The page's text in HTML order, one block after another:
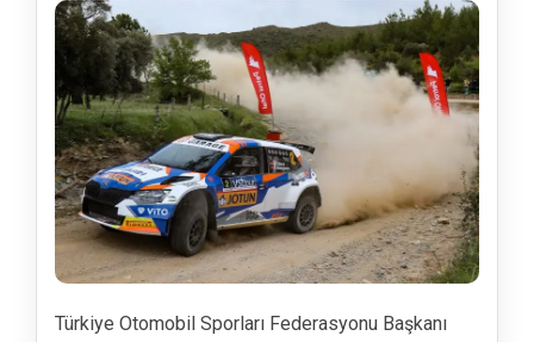
Türkiye Otomobil Sporları Federasyonu Başkanı